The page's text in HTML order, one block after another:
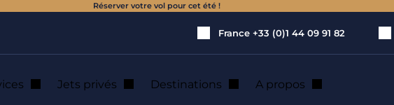
Réserver votre vol pour cet été !
France +33 (0)1 44 09 91 82
Jets privés Destinations A propos